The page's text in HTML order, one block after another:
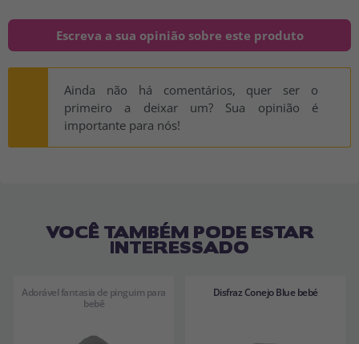
Escreva a sua opinião sobre este produto
Ainda não há comentários, quer ser o
primeiro a deixar um? Sua opinião é
importante para nós!
VOCÊ TAMBÉM PODE ESTAR
INTERESSADO
Adorável fantasia de pinguim para
bebê
Disfraz Conejo Blue bebé